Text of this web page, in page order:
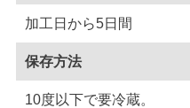
加工日から5日間
保存方法
10度以下で要冷蔵。